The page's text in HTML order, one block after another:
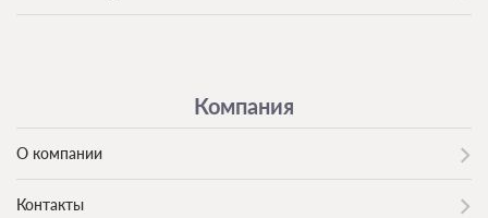
Компания
О компании
Контакты